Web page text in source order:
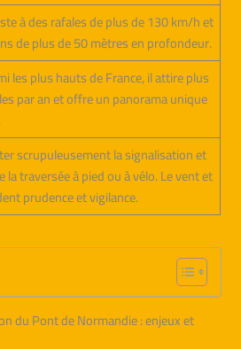
à des rafales de plus de 130 km/h et
de plus de 50 mètres en profondeur.
les plus hauts de France, il attire plus
par an et offre un panorama unique
scrupuleusement la signalisation et
traversée à pied ou à vélo. Le vent et
prudence et vigilance.
du Pont de Normandie : enjeux et